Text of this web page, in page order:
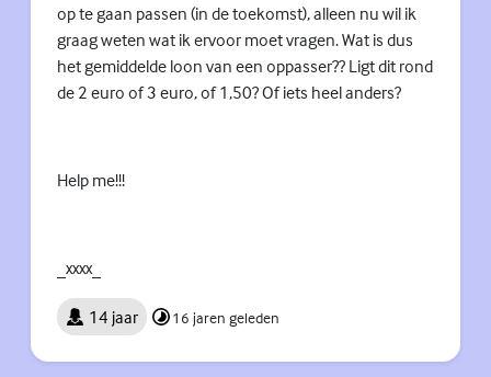
op te gaan passen (in de toekomst), alleen nu wil ik
graag weten wat ik ervoor moet vragen. Wat is dus
het gemiddelde loon van een oppasser?? Ligt dit rond
de 2 euro of 3 euro, of 1,50? Of iets heel anders?
Help me!!!
_xxxx_
14 jaar 16 jaren geleden